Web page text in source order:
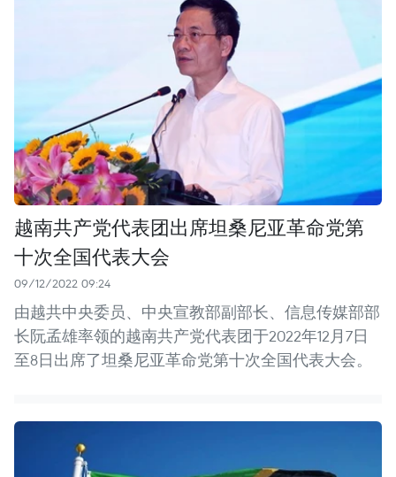
越南共产党代表团出席坦桑尼亚革命党第
十次全国代表大会
09/12/2022 09:24
由越共中央委员、中央宣教部副部长、信息传媒部部
长阮孟雄率领的越南共产党代表团于2022年12月7日
至8日出席了坦桑尼亚革命党第十次全国代表大会。